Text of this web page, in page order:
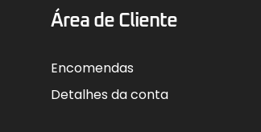
Área de Cliente
Encomendas
Detalhes da conta